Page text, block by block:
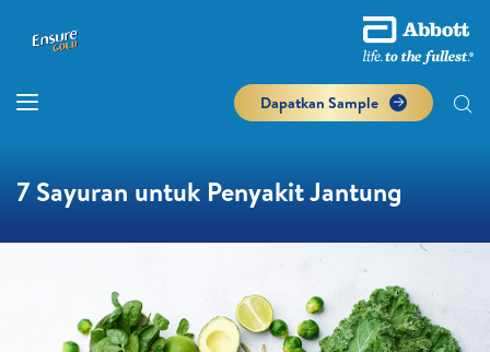
Dapatkan Sample
7 Sayuran untuk Penyakit Jantung